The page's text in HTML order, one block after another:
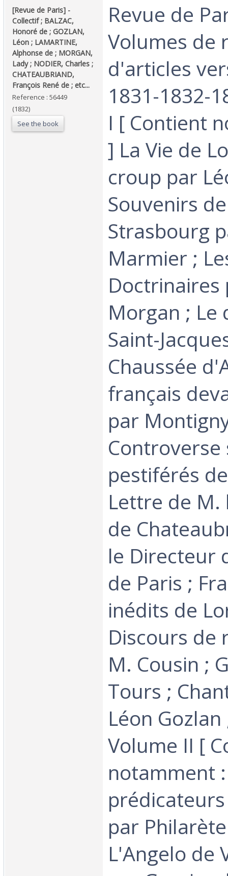
‎[Revue de Paris] - ‎
‎Collectif ; BALZAC,
Honoré de ; GOZLAN,
Léon ; LAMARTINE,
Alphonse de ; MORGAN,
Lady ; NODIER, Charles ;
CHATEAUBRIAND,
François René de ; etc...‎
Reference : 56449
(1832)
See the book
‎Revue de
Volumes de
d'articles
1831-1832-
I [ Contient
] La Vie de
croup par
Souvenirs
Strasbourg
Marmier ;
Doctrinaires
Morgan ; Le
Saint-
Chaussée
français
par
Controverse
pestiférés
Lettre de M.
de
le Directeur
de Paris ;
inédits de
Discours de
M. Cousin ;
Tours ;
Léon
Volume II [
notamment
par
L'Angelo de